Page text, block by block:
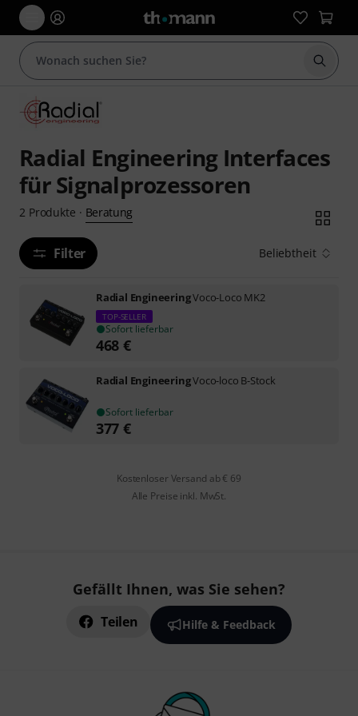
Suche
Radial Engineering Interfaces
für Signalprozessoren
2 Produkte · Beratung
Filter Beliebtheit
Radial EngineeringVoco-Loco MK2
TOP-SELLER
Sofort lieferbar
468 €
Radial EngineeringVoco-loco B-Stock
Sofort lieferbar
377 €
Kostenloser Versand ab € 69
Alle Preise inkl. MwSt.
Gefällt Ihnen, was Sie sehen?
Teilen Hilfe & Feedback